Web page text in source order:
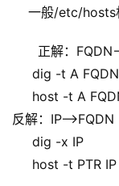
一般/etc/hosts
正解：
dig -t A FQDN
host -t A
反解：IP–>FQDN
dig -x IP
host -t PTR IP